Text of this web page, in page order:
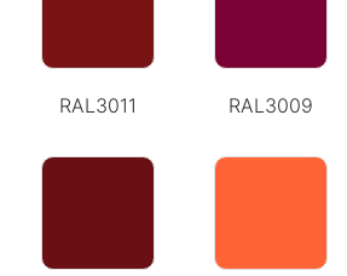
RAL3011 RAL3009